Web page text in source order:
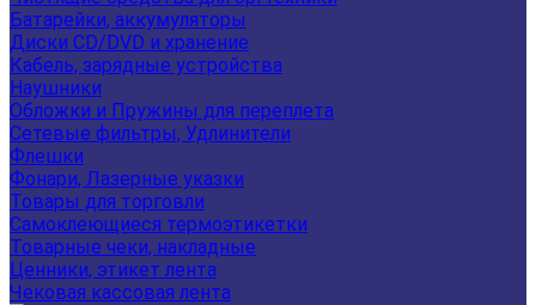
Батарейки, аккумуляторы
Диски CD/DVD и хранение
Кабель, зарядные устройства
Наушники
Обложки и Пружины для переплета
Сетевые фильтры, Удлинители
Флешки
Фонари, Лазерные указки
Товары для торговли
Самоклеющиеся термоэтикетки
Товарные чеки, накладные
Ценники, этикет лента
Чековая кассовая лента